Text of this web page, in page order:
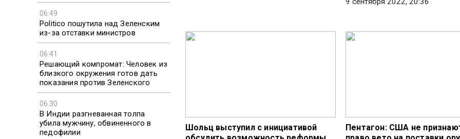
06:49
Politico пошутила над Зеленским
из-за отставки министров
06:41
Решающий компромат: Человек из
близкого окружения готов дать
показания против Зеленского
06:30
В Индии разгневанная толпа
убила мужчину, обвиненного в
педофилии
Шольц выступил с инициативой
Пентагон: США не